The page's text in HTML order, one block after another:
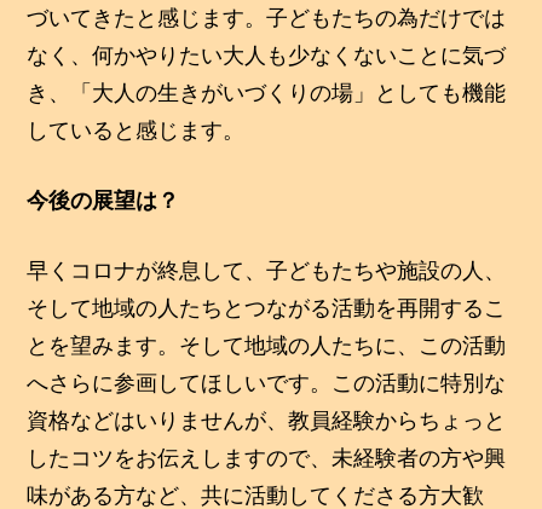
づいてきたと感じます。子どもたちの為だけでは
なく、何かやりたい大人も少なくないことに気づ
き、「大人の生きがいづくりの場」としても機能
していると感じます。
今後の展望は？
早くコロナが終息して、子どもたちや施設の人、
そして地域の人たちとつながる活動を再開するこ
とを望みます。そして地域の人たちに、この活動
へさらに参画してほしいです。この活動に特別な
資格などはいりませんが、教員経験からちょっと
したコツをお伝えしますので、未経験者の方や興
味がある方など、共に活動してくださる方大歓